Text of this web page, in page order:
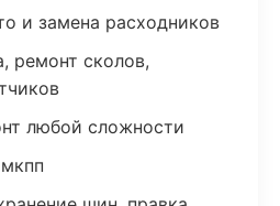
и замена расходников
ремонт сколов,
любой сложности